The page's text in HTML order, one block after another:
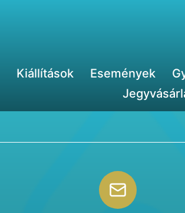
Kiállítások Események